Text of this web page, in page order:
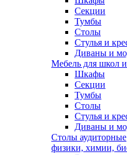
Секции
Тумбы
Столы
Стулья и
Диваны и
Мебель для школ
Шкафы
Секции
Тумбы
Столы
Стулья и
Диваны и
Столы аудиторные
физики, химии,